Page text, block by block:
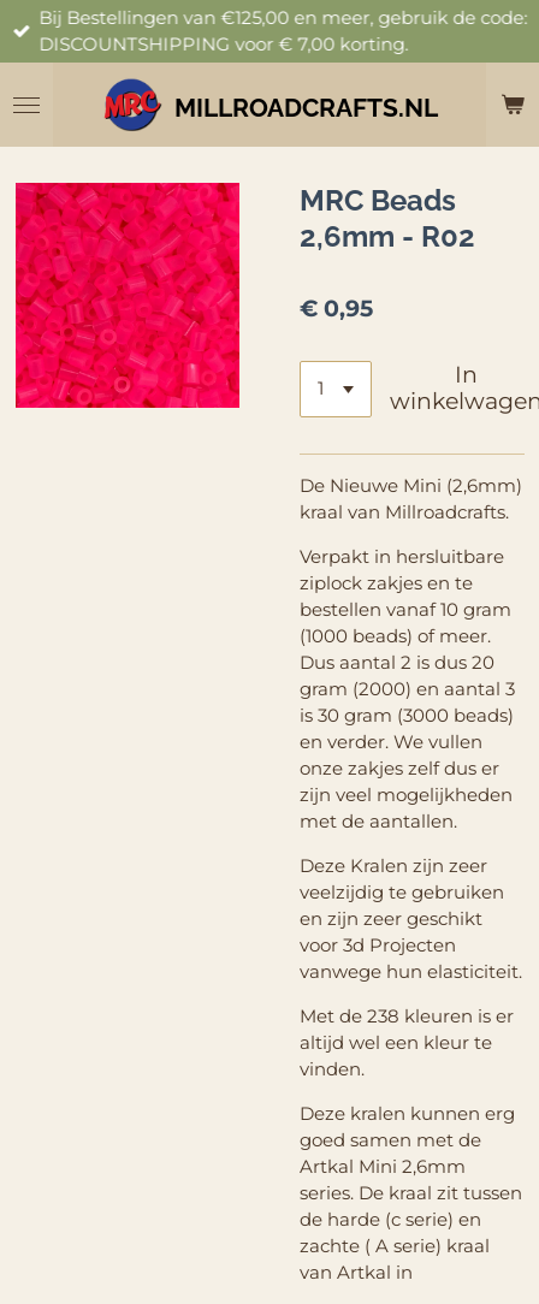
Ga
direct
de
hoofdinhoud
MILLROADCRAFTS.NL
Bij Bestellingen van €125,00 en meer, gebruik de code:
DISCOUNTSHIPPING voor € 7,00 korting.
MRC Beads
2,6mm - R02
€ 0,95
In
De Nieuwe Mini (2,6mm)
kraal van Millroadcrafts.
Verpakt in hersluitbare
ziplock zakjes en te
bestellen vanaf 10 gram
(1000 beads) of meer.
Dus aantal 2 is dus 20
gram (2000) en aantal 3
is 30 gram (3000 beads)
en verder. We vullen
onze zakjes zelf dus er
zijn veel mogelijkheden
met de aantallen.
Deze Kralen zijn zeer
veelzijdig te gebruiken
en zijn zeer geschikt
voor 3d Projecten
vanwege hun elasticiteit.
Met de 238 kleuren is er
altijd wel een kleur te
vinden.
Deze kralen kunnen erg
goed samen met de
Artkal Mini 2,6mm
series. De kraal zit tussen
de harde (c serie) en
zachte ( A serie) kraal
van Artkal in